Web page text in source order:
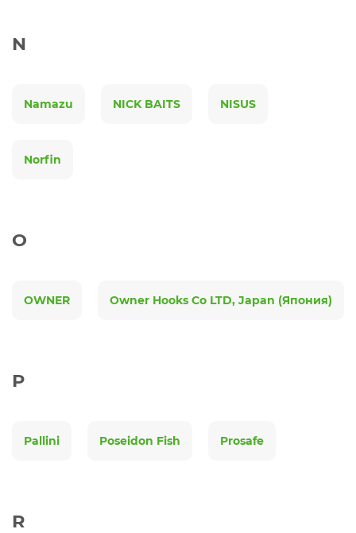
N
Namazu NICK BAITS NISUS
Norfin
O
OWNER Owner Hooks Co LTD, Japan (Япония)
P
Pallini Poseidon Fish Prosafe
R